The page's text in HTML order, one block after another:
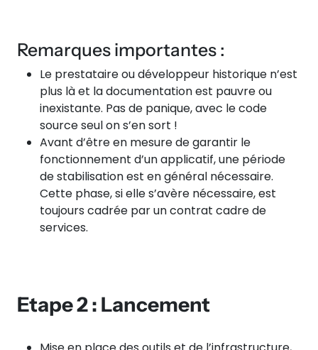
Remarques importantes :
Le prestataire ou développeur historique n’est
plus là et la documentation est pauvre ou
inexistante. Pas de panique, avec le code
source seul on s’en sort !
Avant d’être en mesure de garantir le
fonctionnement d’un applicatif, une période
de stabilisation est en général nécessaire.
Cette phase, si elle s’avère nécessaire, est
toujours cadrée par un contrat cadre de
services.
Etape 2 : Lancement